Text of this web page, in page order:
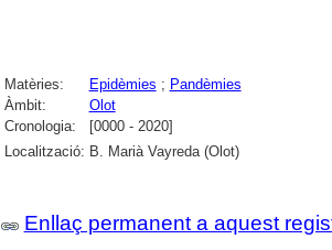
Matèries: Epidèmies ; Pandèmies
Àmbit:
Olot
Cronologia:
[0000 - 2020]
Localització: B. Marià Vayreda (Olot)
Enllaç permanent a aquest